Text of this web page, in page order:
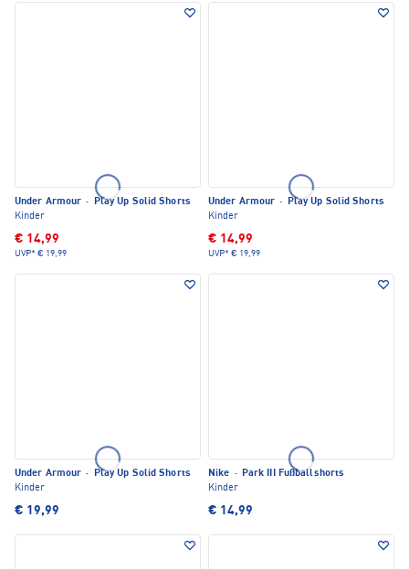
Under Armour ·
Play Up Solid Shorts
Kinder
€ 14,99
UVP* € 19,99
Under Armour ·
Play Up Solid Shorts
Kinder
€ 14,99
UVP* € 19,99
Under Armour ·
Play Up Solid Shorts
Kinder
€ 19,99
Nike · Park III Fußballshorts
Kinder
€ 14,99